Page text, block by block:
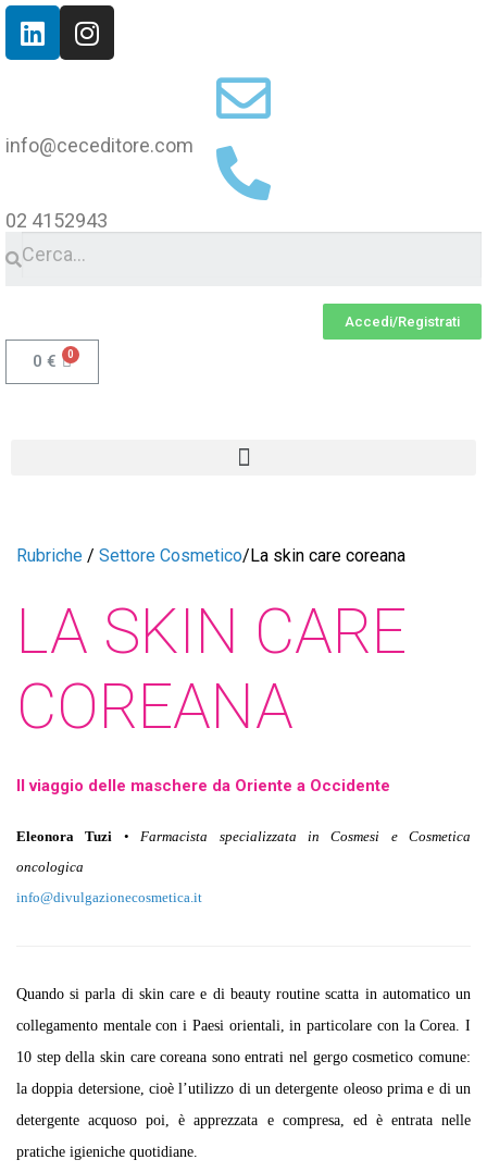
info@ceceditore.com
02 4152943
Accedi/Registrati
0 €
Rubriche / Settore Cosmetico/La skin care coreana
LA SKIN CARE
COREANA
Il viaggio delle maschere da Oriente a Occidente
Eleonora Tuzi • Farmacista specializzata in Cosmesi e Cosmetica
oncologica
info@divulgazionecosmetica.it
Quando si parla di skin care e di beauty routine scatta in automatico un
collegamento mentale con i Paesi orientali, in particolare con la Corea. I
10 step della skin care coreana sono entrati nel gergo cosmetico comune:
la doppia detersione, cioè l’utilizzo di un detergente oleoso prima e di un
detergente acquoso poi, è apprezzata e compresa, ed è entrata nelle
pratiche igieniche quotidiane.